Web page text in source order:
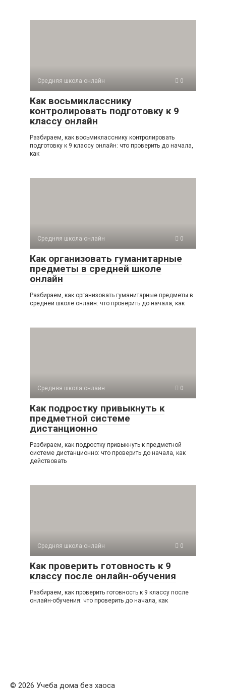
Средняя школа онлайн 0
Как восьмикласснику
контролировать подготовку к 9
классу онлайн
Разбираем, как восьмикласснику контролировать
подготовку к 9 классу онлайн: что проверить до начала,
как
Средняя школа онлайн 0
Как организовать гуманитарные
предметы в средней школе
онлайн
Разбираем, как организовать гуманитарные предметы в
средней школе онлайн: что проверить до начала, как
Средняя школа онлайн 0
Как подростку привыкнуть к
предметной системе
дистанционно
Разбираем, как подростку привыкнуть к предметной
системе дистанционно: что проверить до начала, как
действовать
Средняя школа онлайн 0
Как проверить готовность к 9
классу после онлайн-обучения
Разбираем, как проверить готовность к 9 классу после
онлайн-обучения: что проверить до начала, как
© 2026 Учеба дома без хаоса